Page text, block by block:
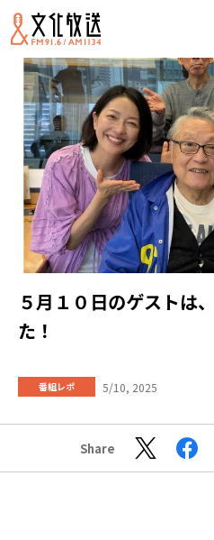
５月１０日のゲストは
た！
番組レポ 5/10, 2025
Share